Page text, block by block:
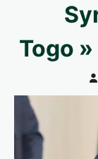
Togo